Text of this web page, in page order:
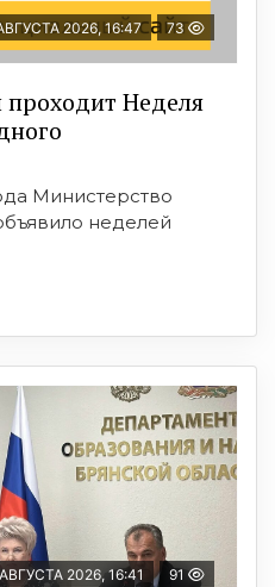
2026, 16:47 73
проходит Неделя
Министерство
неделей
2026, 16:41 91